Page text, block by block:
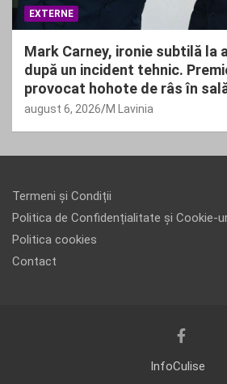
EXTERNE
Mark Carney, ironie subtilă la
după un incident tehnic.
provocat hohote de râs în
august 6, 2026 M Lavinia
Termeni și Condiții
Politica de Confidențialitate și Cookie-
Politica cookies
Contact
InfoCulise